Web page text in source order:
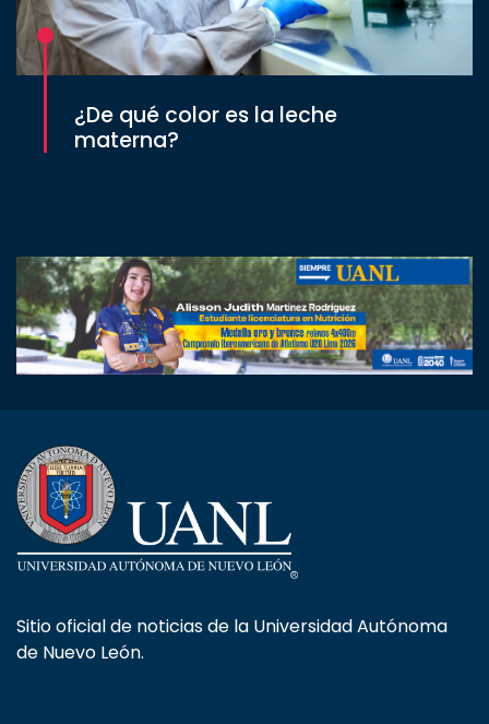
¿De qué color es la leche
materna?
Sitio oficial de noticias de la Universidad Autónoma
de Nuevo León.